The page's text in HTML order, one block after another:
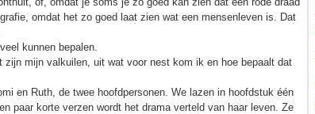
omdat het zo goed laat zien wat een mensenleven is. Dat
kunnen bepalen.
mijn valkuilen, uit wat voor nest kom ik en hoe bepaalt dat
en Ruth, de twee hoofdpersonen. We lazen in hoofdstuk één
paar korte verzen wordt het drama verteld van haar leven. Ze